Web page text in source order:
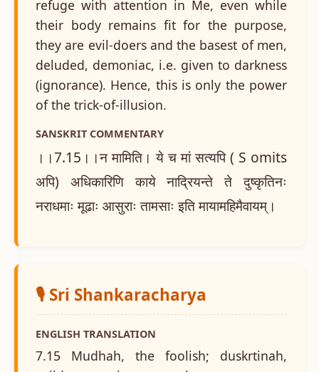
refuge with attention in Me, even while
their body remains fit for the purpose,
they are evil-doers and the basest of men,
deluded, demoniac, i.e. given to darkness
(ignorance). Hence, this is only the power
of the trick-of-illusion.
SANSKRIT COMMENTARY
।।7.15।।न मामिति। ये च मां सत्यपि ( S omits
अपि) अधिकारिणि काये नाद्रियन्ते ते दुष्कृतिनः
नराधमाः मूढाः आसुराः तामसाः इति मायामहिमैवायम्।
🎙️ Sri Shankaracharya
ENGLISH TRANSLATION
7.15 Mudhah, the foolish; duskrtinah,